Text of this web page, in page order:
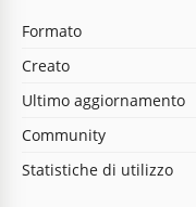
Formato
Creato
Ultimo aggiornamento
Community
Statistiche di utilizzo